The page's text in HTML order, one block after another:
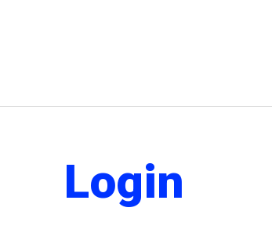
Login